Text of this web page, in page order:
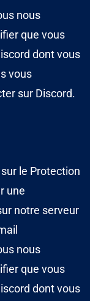
nous
que vous
dont vous
vous
sur Discord.
le Protection
une
notre serveur
nous
que vous
dont vous